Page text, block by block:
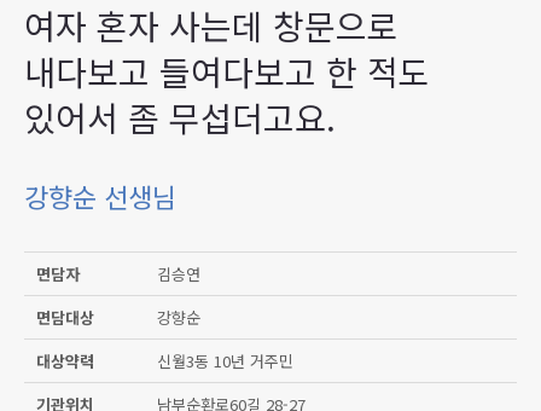
여자 혼자 사는데 창문으로
내다보고 들여다보고 한 적도
있어서 좀 무섭더고요.
강향순 선생님
면담자
김승연
면담대상
강향순
대상약력
신월3동 10년 거주민
기관위치
남부순환로60길 28-27